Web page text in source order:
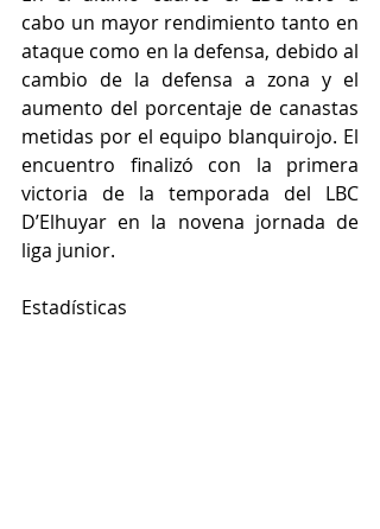
cabo un mayor rendimiento tanto en
ataque como en la defensa, debido al
cambio de la defensa a zona y el
aumento del porcentaje de canastas
metidas por el equipo blanquirojo. El
encuentro finalizó con la primera
victoria de la temporada del LBC
D’Elhuyar en la novena jornada de
liga junior.
Estadísticas